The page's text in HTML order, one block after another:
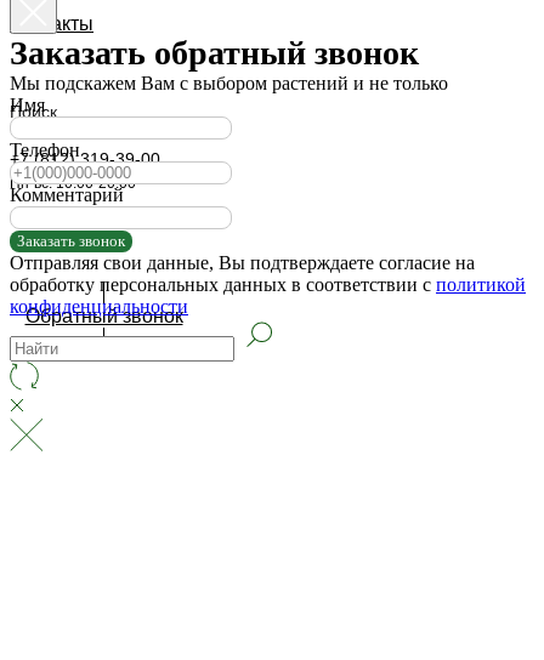
Контакты
Поиск
+7 (812) 319-39-00
Пн-вс: 10:00-20:00
Обратный звонок
Заказать обратный звонок
Мы подскажем Вам с выбором растений и не только
Имя
Телефон
Комментарий
Заказать звонок
Отправляя свои данные, Вы подтверждаете согласие на
обработку персональных данных в соответствии с политикой
конфиденциальности